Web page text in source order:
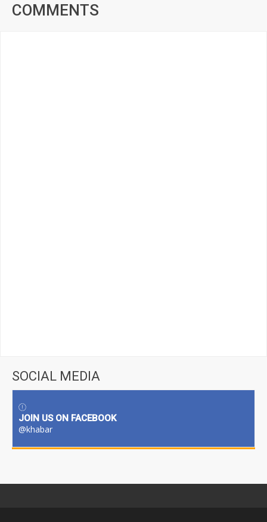
COMMENTS
SOCIAL MEDIA
JOIN US ON FACEBOOK
@khabar